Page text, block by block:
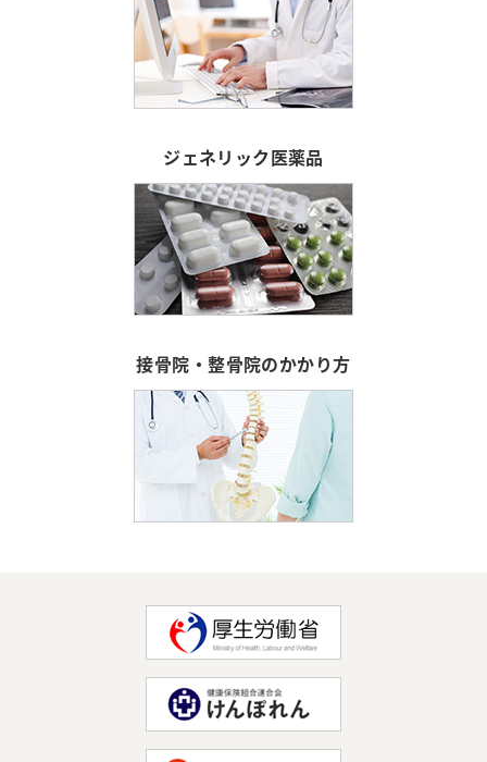
ジェネリック医薬品
接骨院・整骨院のかかり方